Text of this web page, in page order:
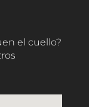
el cuello?